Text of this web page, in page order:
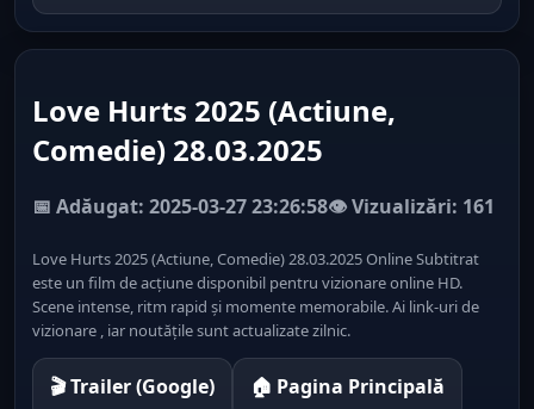
Love Hurts 2025 (Actiune,
Comedie) 28.03.2025
📅 Adăugat: 2025-03-27 23:26:58👁️ Vizualizări: 161
Love Hurts 2025 (Actiune, Comedie) 28.03.2025 Online Subtitrat
este un film de acțiune disponibil pentru vizionare online HD.
Scene intense, ritm rapid și momente memorabile. Ai link-uri de
vizionare , iar noutățile sunt actualizate zilnic.
🎬 Trailer (Google) 🏠 Pagina Principală